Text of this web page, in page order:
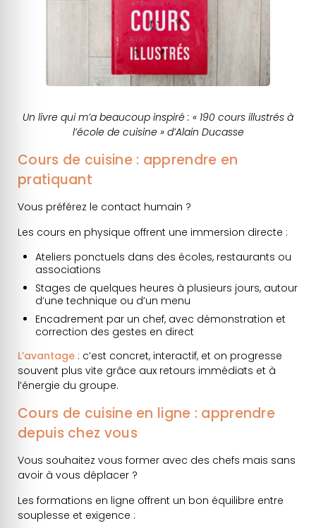
Un livre qui m’a beaucoup inspiré : « 190 cours illustrés à
l’école de cuisine » d’Alain Ducasse
Cours de cuisine : apprendre en
pratiquant
Vous préférez le contact humain ?
Les cours en physique offrent une immersion directe :
Ateliers ponctuels dans des écoles, restaurants ou
associations
Stages de quelques heures à plusieurs jours, autour
d’une technique ou d’un menu
Encadrement par un chef, avec démonstration et
correction des gestes en direct
L’avantage : c’est concret, interactif, et on progresse
souvent plus vite grâce aux retours immédiats et à
l’énergie du groupe.
Cours de cuisine en ligne : apprendre
depuis chez vous
Vous souhaitez vous former avec des chefs mais sans
avoir à vous déplacer ?
Les formations en ligne offrent un bon équilibre entre
souplesse et exigence :